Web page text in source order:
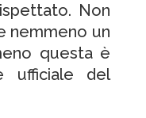
Non
nemmeno un
questa è
ufficiale del